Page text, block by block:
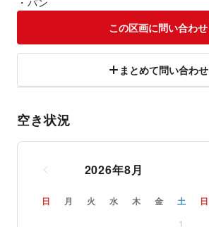
この区画に問い合わせ
まとめて問い合わせ
空き状況
2026年8月
日 月 火 水 木 金 土
1
日